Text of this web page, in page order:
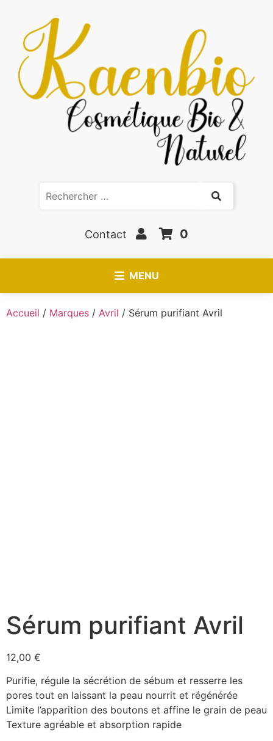
Contact 0
MENU
Accueil / Marques / Avril / Sérum purifiant Avril
Sérum purifiant Avril
12,00 €
Purifie, régule la sécrétion de sébum et resserre les
pores tout en laissant la peau nourrit et régénérée
Limite l’apparition des boutons et affine le grain de peau
Texture agréable et absorption rapide